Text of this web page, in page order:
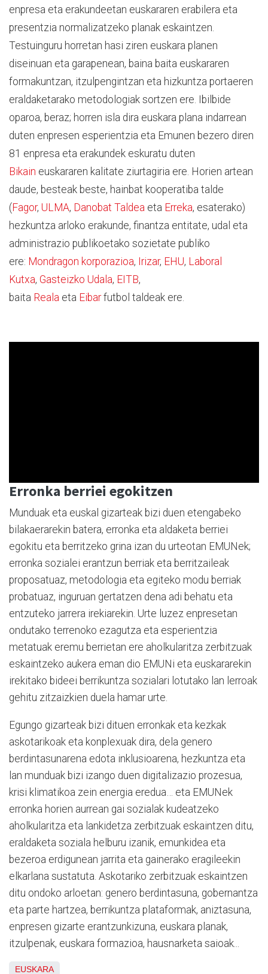
enpresa eta erakundeetan euskararen erabilera eta
presentzia normalizatzeko planak eskaintzen.
Testuinguru horretan hasi ziren euskara planen
diseinuan eta garapenean, baina baita euskararen
formakuntzan, itzulpengintzan eta hizkuntza portaeren
eraldaketarako metodologiak sortzen ere. Ibilbide
oparoa, beraz; horren isla dira euskara plana indarrean
duten enpresen esperientzia eta Emunen bezero diren
81 enpresa eta erakundek eskuratu duten
Bikain euskararen kalitate ziurtagiria ere. Horien artean
daude, besteak beste, hainbat kooperatiba talde
(Fagor, ULMA, Danobat Taldea eta Erreka, esaterako)
hezkuntza arloko erakunde, finantza entitate, udal eta
administrazio publikoetako sozietate publiko
ere: Mondragon korporazioa, Irizar, EHU, Laboral
Kutxa, Gasteizko Udala, EITB,
baita Reala eta Eibarfutbol taldeak ere.
Erronka berriei egokitzen
Munduak eta euskal gizarteak bizi duen etengabeko
bilakaerarekin batera, erronka eta aldaketa berriei
egokitu eta berritzeko grina izan du urteotan EMUNek;
erronka sozialei erantzun berriak eta berritzaileak
proposatuaz, metodologia eta egiteko modu berriak
probatuaz, inguruan gertatzen dena adi behatu eta
entzuteko jarrera irekiarekin. Urte luzez enpresetan
ondutako terrenoko ezagutza eta esperientzia
metatuak eremu berrietan ere aholkularitza zerbitzuak
eskaintzeko aukera eman dio EMUNi eta euskararekin
irekitako bideei berrikuntza sozialari lotutako lan lerroak
gehitu zitzaizkien duela hamar urte.
Egungo gizarteak bizi dituen erronkak eta kezkak
askotarikoak eta konplexuak dira, dela genero
berdintasunarena edota inklusioarena, hezkuntza eta
lan munduak bizi izango duen digitalizazio prozesua,
krisi klimatikoa zein energia eredua… eta EMUNek
erronka horien aurrean gai sozialak kudeatzeko
aholkularitza eta lankidetza zerbitzuak eskaintzen ditu,
eraldaketa soziala helburu izanik, emunkidea eta
bezeroa erdigunean jarrita eta gainerako eragileekin
elkarlana sustatuta. Askotariko zerbitzuak eskaintzen
ditu ondoko arloetan: genero berdintasuna, gobernantza
eta parte hartzea, berrikuntza plataformak, aniztasuna,
enpresen gizarte erantzunkizuna, euskara planak,
itzulpenak, euskara formazioa, hausnarketa saioak...
EUSKARA